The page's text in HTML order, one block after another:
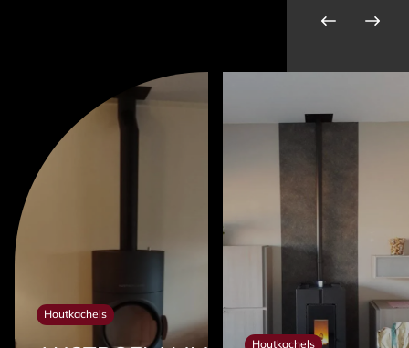
Houtkachels
Houtkachels